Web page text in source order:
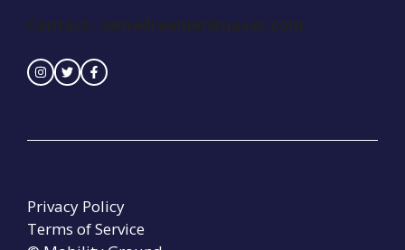
Contact : seinedreamer@naver.com
Privacy Policy
Terms of Service